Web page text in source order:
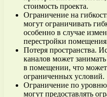
стоимость проекта.
Ограничение на
могут ограничивать
особенно в случае
перестройки
Потеря пространства.
каналов может
в помещении, что может
ограниченных условий.
Ограничение по
могут предоставлять